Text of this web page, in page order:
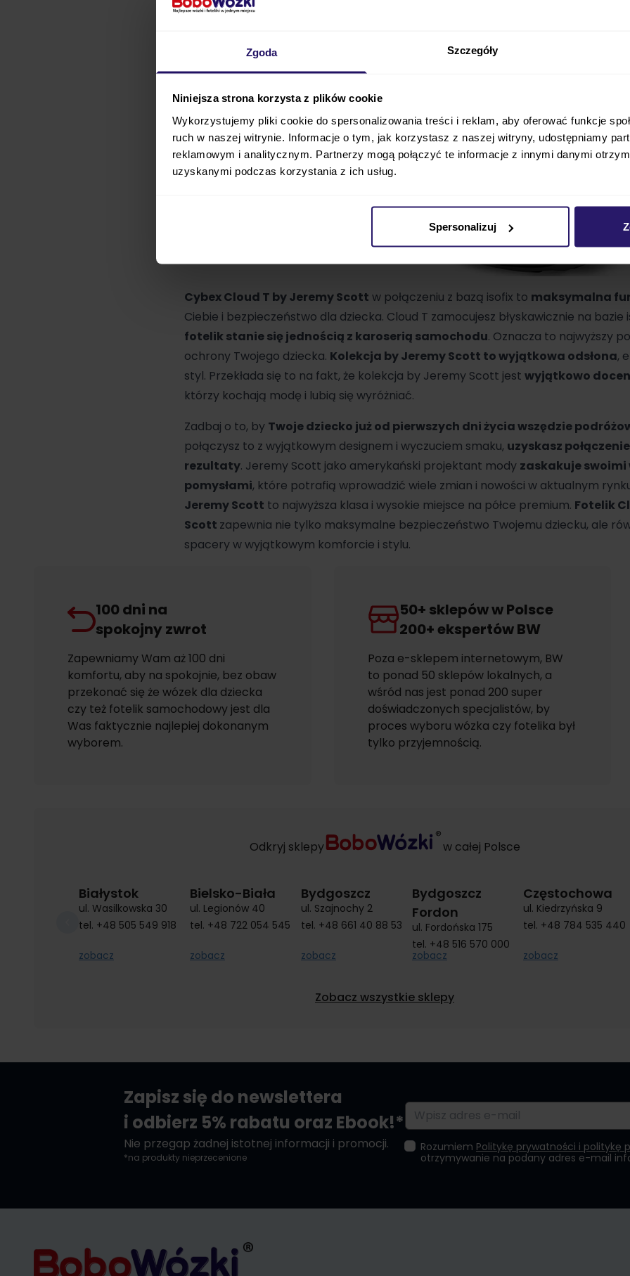
Zgoda Szczegóły
Niniejsza strona korzysta z plików cookie
Wykorzystujemy pliki cookie do spersonalizowania treści i reklam, aby oferować funkcje
ruch w naszej witrynie. Informacje o tym, jak korzystasz z naszej witryny, udostępniamy
reklamowym i analitycznym. Partnerzy mogą połączyć te informacje z innymi danymi
uzyskanymi podczas korzystania z ich usług.
Spersonalizuj
CybexCloud T by Jeremy Scott w połączeniu z bazą isofix to maksymalna
Ciebie i bezpieczeństwo dla dziecka. Cloud T zamocujesz błyskawicznie na bazie
fotelik stanie się jednością z karoserią samochodu. Oznacza to najwyższy
ochrony Twojego dziecka. Kolekcja by Jeremy Scott to wyjątkowa odsłona,
styl. Przekłada się to na fakt, że kolekcja by Jeremy Scott jest wyjątkowo
którzy kochają modę i lubią się wyróżniać.
Zadbaj o to, by Twoje dziecko już od pierwszych dni życia wszędzie
połączysz to z wyjątkowym designem i wyczuciem smaku, uzyskasz
rezultaty. Jeremy Scott jako amerykański projektant mody zaskakuje
pomysłami, które potrafią wprowadzić wiele zmian i nowości w aktualnym
Jeremy Scott to najwyższa klasa i wysokie miejsce na półce premium. Fotelik
Scott zapewnia nie tylko maksymalne bezpieczeństwo Twojemu dziecku, ale
spacery w wyjątkowym komforcie i stylu.
100 dni na
spokojny zwrot
Zapewniamy Wam aż 100 dni
komfortu, aby na spokojnie, bez obaw
przekonać się że wózek dla dziecka
czy też fotelik samochodowy jest dla
Was faktycznie najlepiej dokonanym
wyborem.
50+ sklepów w Polsce
200+ ekspertów BW
Poza e-sklepem internetowym, BW
to ponad 50 sklepów lokalnych, a
wśród nas jest ponad 200 super
doświadczonych specjalistów, by
proces wyboru wózka czy fotelika był
tylko przyjemnością.
Odkryj sklepy w całej Polsce
Białystok
ul. Wasilkowska 30
tel. +48 505 549 918
zobacz
Bielsko-Biała
ul. Legionów 40
tel. +48 722 054 545
zobacz
Bydgoszcz
ul. Szajnochy 2
tel. +48 661 40 88 53
zobacz
Bydgoszcz
Fordon
ul. Fordońska 175
tel. +48 516 570 000
zobacz
Częstochowa
ul. Kiedrzyńska 9
tel. +48 784 535 440
zobacz
Zobacz wszystkie sklepy
Zapisz się do newslettera
i odbierz 5% rabatu oraz Ebook!*
Nie przegap żadnej istotnej informacji i promocji.
*na produkty nieprzecenione
Adres e-mail
Rozumiem Politykę prywatności i politykę
otrzymywanie na podany adres e-mail